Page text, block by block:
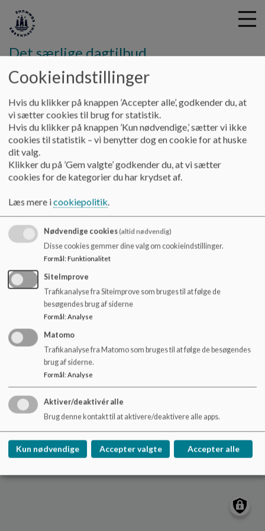
i
Det særlige dagtilbud
Regnbuen
Om os Praktisk information Kost
Kost
Vores kok sørger for et lille formiddagsmåltid, frokost og et
Vores kok søger desuden for, at børnene har mulighed for at
få en sund og varieret kost, som næsten er 100% økologisk.
Det særlige dagtilbud Regnbuen
Rubinsteinsvej 53, 2450 København SV
37409@kk.dk
+45 36 46 84 40
EAN NR.
5798009376886
Tilgængelighedserklæring
Sitemap
Cookie politik
Cookieindstillinger
Hvis du klikker på knappen ’Accepter alle’, godkender du, at
vi sætter cookies til brug for statistik.
Hvis du klikker på knappen ’Kun nødvendige,’ sætter vi ikke
cookies til statistik – vi benytter dog en cookie for at huske
dit valg.
Klikker du på ’Gem valgte’ godkender du, at vi sætter
cookies for de kategorier du har krydset af.
Læs mere icookiepolitik.
Nødvendige cookies(altid nødvendig)
Disse cookies gemmer dine valg om cookieindstillinger.
Formål: Funktionalitet
SiteImprove
Trafikanalyse fra Siteimprove som bruges til at følge de
besøgendes brug af siderne
Formål: Analyse
Matomo
Trafikanalyse fra Matomo som bruges til at følge de besøgendes
brug af siderne.
Formål: Analyse
Aktiver/deaktivér alle
Brug denne kontakt til at aktivere/deaktivere alle apps.
Kun nødvendige Accepter valgte Accepter alle